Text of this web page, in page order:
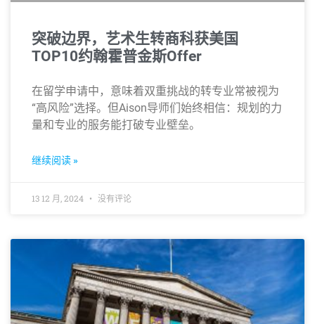
突破边界，艺术生转商科获美国
TOP10约翰霍普金斯Offer
在留学申请中，意味着双重挑战的转专业常被视为
“高风险”选择。但Aison导师们始终相信：规划的力
量和专业的服务能打破专业壁垒。
继续阅读 »
13 12 月, 2024 没有评论